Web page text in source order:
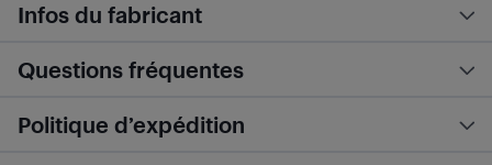
Infos du fabricant
Questions fréquentes
Politique d’expédition